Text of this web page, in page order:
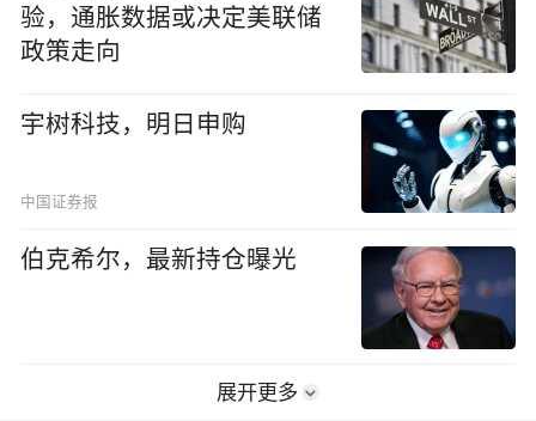
验，通胀数据或决定美联储
政策走向
宇树科技，明日申购
中国证券报
伯克希尔，最新持仓曝光
展开更多